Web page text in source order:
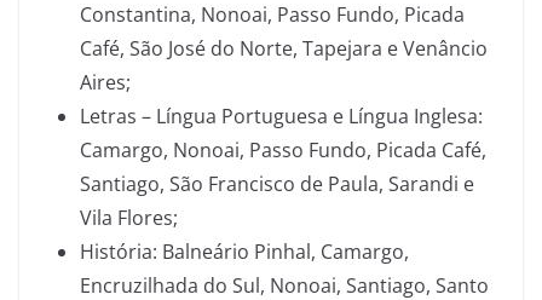
Constantina, Nonoai, Passo Fundo, Picada
Café, São José do Norte, Tapejara e Venâncio
Aires;
Letras – Língua Portuguesa e Língua Inglesa:
Camargo, Nonoai, Passo Fundo, Picada Café,
Santiago, São Francisco de Paula, Sarandi e
Vila Flores;
História: Balneário Pinhal, Camargo,
Encruzilhada do Sul, Nonoai, Santiago, Santo